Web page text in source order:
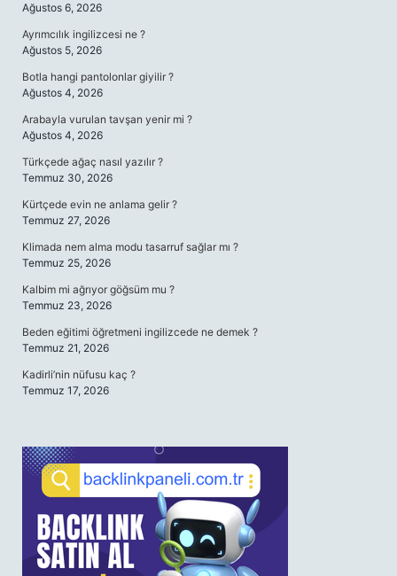
Ağustos 6, 2026
Ayrımcılık ingilizcesi ne ?
Ağustos 5, 2026
Botla hangi pantolonlar giyilir ?
Ağustos 4, 2026
Arabayla vurulan tavşan yenir mi ?
Ağustos 4, 2026
Türkçede ağaç nasıl yazılır ?
Temmuz 30, 2026
Kürtçede evin ne anlama gelir ?
Temmuz 27, 2026
Klimada nem alma modu tasarruf sağlar mı ?
Temmuz 25, 2026
Kalbim mi ağrıyor göğsüm mu ?
Temmuz 23, 2026
Beden eğitimi öğretmeni ingilizcede ne demek ?
Temmuz 21, 2026
Kadirli’nin nüfusu kaç ?
Temmuz 17, 2026